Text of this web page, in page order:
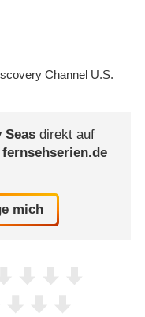
Channel U.S.
Seasdirekt auf
fernsehserien.de
mich